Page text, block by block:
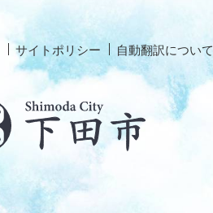
サイトポリシー 自動翻訳について